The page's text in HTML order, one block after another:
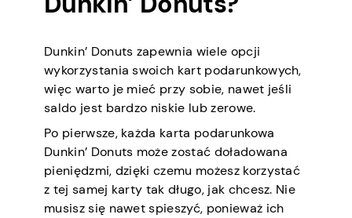
Dunkin’ Donuts zapewnia wiele opcji
wykorzystania swoich kart podarunkowych,
więc warto je mieć przy sobie, nawet jeśli
saldo jest bardzo niskie lub zerowe.
Po pierwsze, każda karta podarunkowa
Dunkin’ Donuts może zostać doładowana
pieniędzmi, dzięki czemu możesz korzystać
z tej samej karty tak długo, jak chcesz. Nie
musisz się nawet spieszyć, ponieważ ich